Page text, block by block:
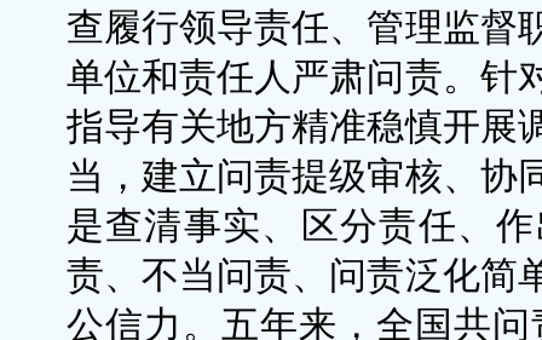
查履行领导责任、管理监督
单位和责任人严肃问责。针
指导有关地方精准稳慎开展
当，建立问责提级审核、协
是查清事实、区分责任、
责、不当问责、问责泛化简
公信力。五年来，全国共